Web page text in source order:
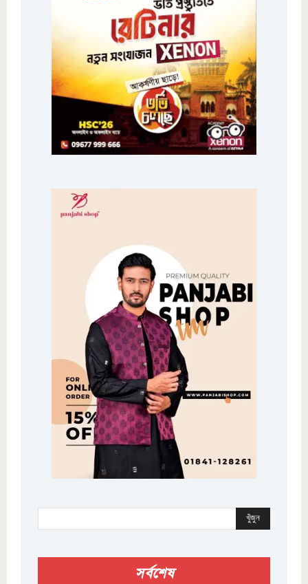
খুঁজুন
সর্বশেষ